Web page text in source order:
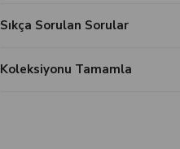
Sıkça Sorulan Sorular
Koleksiyonu Tamamla